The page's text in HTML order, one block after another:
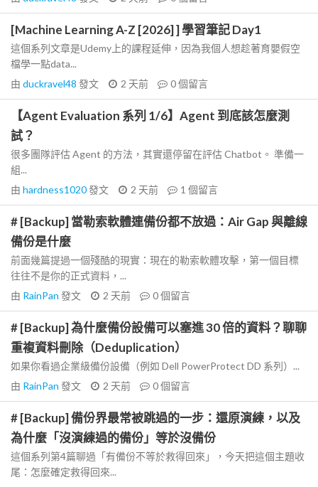
[Machine Learning A-Z [2026] ] 學習筆記 Day1
這個系列文章是Udemy上的課程延伸，因為我個人想趁著育嬰假空
檔學一點data...
由 duckravel48 發文 2 天前 0個留言
【Agent Evaluation 系列 1/6】Agent 到底該怎麼測
試？
很多團隊評估 Agent 的方法，其實還停留在評估 Chatbot。 準備一
組...
由 hardness1020發文 2 天前 1 個留言
# [Backup] 當勒索軟體連備份都不放過：Air Gap 與離線
備份是什麼
前面幾篇提過一個殘酷的現實：現在的勒索軟體攻擊，第一個目標
往往不是你的正式資料，...
由 RainPan 發文 2 天前 0個留言
# [Backup] 為什麼備份設備可以塞進 30 倍的資料？聊聊
重複資料刪除（Deduplication）
如果你看過企業級備份設備（例如 Dell PowerProtect DD 系列）...
由 RainPan 發文 2 天前 0個留言
# [Backup] 備份界最常被跳過的一步：還原演練，以及
為什麼「沒演練過的備份」等於沒備份
這個系列第4篇聊過「有備份不等於救得回來」，今天把這個主題收
尾：怎麼確定救得回來...